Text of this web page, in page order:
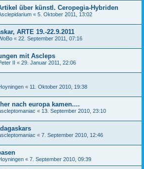
über künstl. Ceropegia-Hybriden
« 5. Oktober 2011, 13:02
ARTE 19.-22.9.2011
« 22. September 2011, 07:16
mit Ascleps
II « 29. Januar 2011, 22:06
« 11. Oktober 2010, 19:38
nach europa kamen....
« 13. September 2010, 23:10
« 7. September 2010, 12:46
« 7. September 2010, 09:39